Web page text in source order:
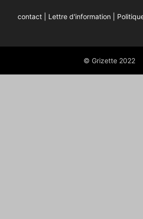
contact| Lettre d'information
© Grizette 2022